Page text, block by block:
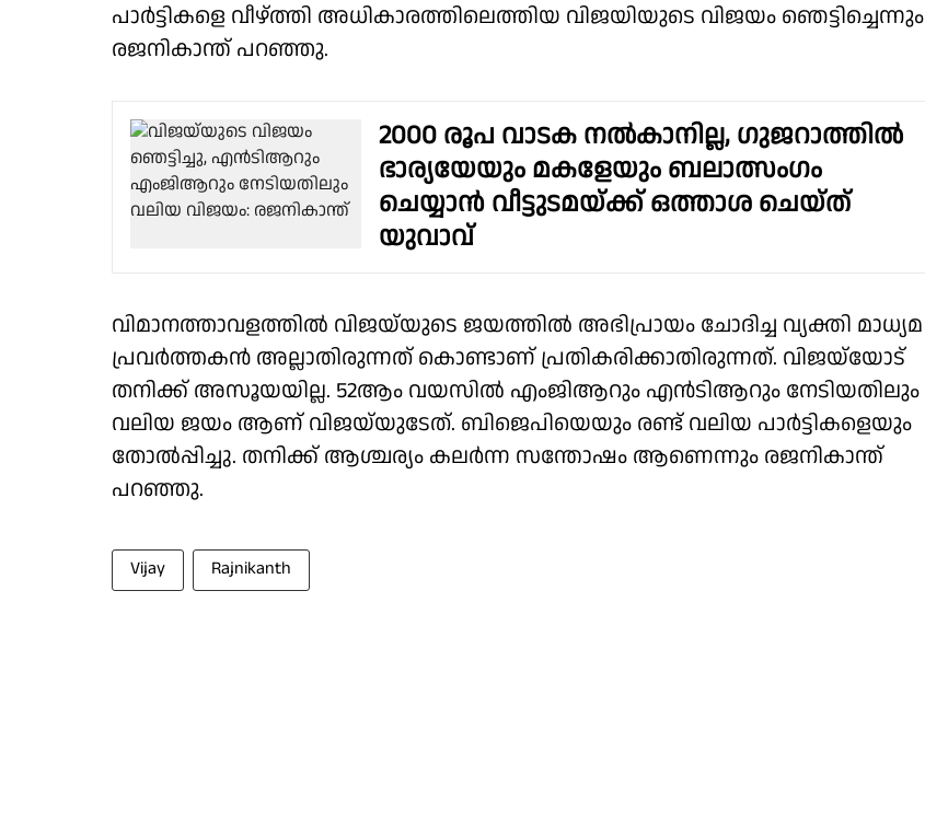
പാർട്ടികളെ വീഴ്ത്തി അധികാരത്തിലെത്തിയ വിജയിയുടെ വിജയം ഞെട്ടിച്ചെന്നും
രജനികാന്ത് പറഞ്ഞു.
2000 രൂപ വാടക നൽകാനില്ല, ഗുജറാത്തിൽ
ഭാര്യയേയും മകളേയും ബലാത്സംഗം
ചെയ്യാൻ വീട്ടുടമയ്ക്ക് ഒത്താശ ചെയ്ത്
യുവാവ്
വിമാനത്താവളത്തിൽ വിജയ്‌യുടെ ജയത്തിൽ അഭിപ്രായം ചോദിച്ച വ്യക്തി മാധ്യമ
പ്രവർത്തകൻ അല്ലാതിരുന്നത് കൊണ്ടാണ് പ്രതികരിക്കാതിരുന്നത്. വിജയ്‌യോട്
തനിക്ക്‌ അസൂയയില്ല. 52ആം വയസിൽ എംജിആറും എൻടിആറും നേടിയതിലും
വലിയ ജയം ആണ് വിജയ്‌യുടേത്. ബിജെപിയെയും രണ്ട് വലിയ പാർട്ടികളെയും
തോൽപ്പിച്ചു. തനിക്ക് ആശ്ചര്യം കലർന്ന സന്തോഷം ആണെന്നും രജനികാന്ത്
പറഞ്ഞു.
Vijay Rajnikanth